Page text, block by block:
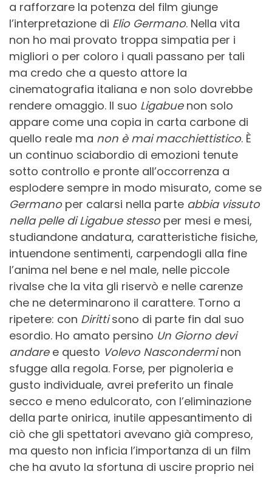
a rafforzare la potenza del film giunge
l’interpretazione di Elio Germano. Nella vita
non ho mai provato troppa simpatia per i
migliori o per coloro i quali passano per tali
ma credo che a questo attore la
cinematografia italiana e non solo dovrebbe
rendere omaggio. Il suo Ligabuenon solo
appare come una copia in carta carbone di
quello reale ma non è mai macchiettistico. È
un continuo sciabordio di emozioni tenute
sotto controllo e pronte all’occorrenza a
esplodere sempre in modo misurato, come se
Germanoper calarsi nella parte abbia vissuto
nella pelle di Ligabue stessoper mesi e mesi,
studiandone andatura, caratteristiche fisiche,
intuendone sentimenti, carpendogli alla fine
l’anima nel bene e nel male, nelle piccole
rivalse che la vita gli riservò e nelle carenze
che ne determinarono il carattere. Torno a
ripetere: con Dirittisono di parte fin dal suo
esordio. Ho amato persino Un Giorno devi
andaree questo Volevo Nasconderminon
sfugge alla regola. Forse, per pignoleria e
gusto individuale, avrei preferito un finale
secco e meno edulcorato, con l’eliminazione
della parte onirica, inutile appesantimento di
ciò che gli spettatori avevano già compreso,
ma questo non inficia l’importanza di un film
che ha avuto la sfortuna di uscire proprio nei